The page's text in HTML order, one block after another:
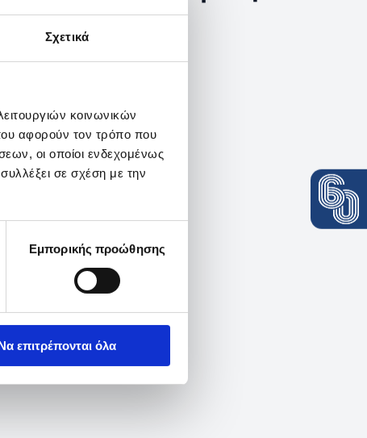
Σχετικά
κοινωνικών
αφορούν τον τρόπο που
οι οποίοι ενδεχομένως
σε σχέση με την
Εμπορικής προώθησης
επιτρέπονται όλα